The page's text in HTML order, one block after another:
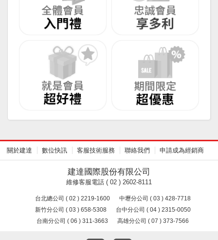
關於建達 數位快訊 客服技術服務 聯絡我們 申請成為經銷商
建達國際股份有限公司
維修客服電話 ( 02 ) 2602-8111
台北總公司 ( 02 ) 2219-1600
中壢分公司 ( 03 ) 428-7718
新竹分公司 ( 03 ) 658-5308
台中分公司 ( 04 ) 2315-0050
台南分公司 ( 06 ) 311-3663
高雄分公司 ( 07 ) 373-7566